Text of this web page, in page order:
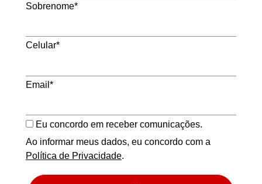
Sobrenome*
Celular*
Email*
Eu concordo em receber comunicações.
Ao informar meus dados, eu concordo com a
Política de Privacidade.